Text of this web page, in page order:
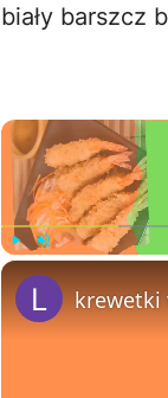
biały barszcz
krewetki